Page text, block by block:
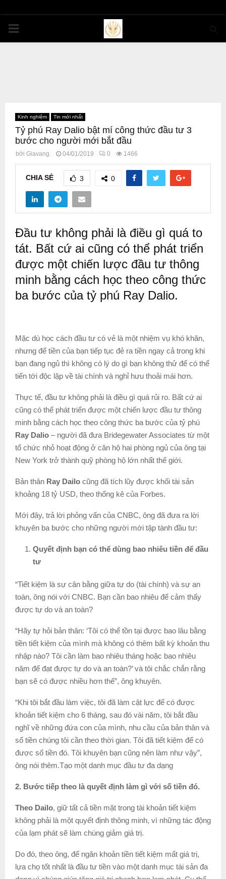
PRIMARY
Kinh nghiệm Tin mới nhất
Tỷ phú Ray Dalio bật mí công thức đầu tư 3
bước cho người mới bắt đầu
bởi Giavang. 04/01/2019 0 1466
CHIA SẺ 3 0
Đầu tư không phải là điều gì quá to
tát. Bất cứ ai cũng có thể phát triển
được một chiến lược đầu tư thông
minh bằng cách học theo công thức
ba bước của tỷ phú Ray Dalio.
Mặc dù học cách đầu tư có vẻ là một nhiệm vụ khó khăn,
nhưng để tiền của bạn tiếp tục đẻ ra tiền ngay cả trong khi
bạn đang ngủ thì không có lý do gì bạn không thử để có thể
tiến tới độc lập về tài chính và nghỉ hưu thoải mái hơn.
Thực tế, đầu tư không phải là điều gì quá rủi ro. Bất cứ ai
cũng có thể phát triển được một chiến lược đầu tư thông
minh bằng cách học theo công thức ba bước của tỷ phú
Ray Dalio – người đã đưa Bridegewater Associates từ một
tổ chức nhỏ hoạt động ở căn hộ hai phòng ngủ của ông tại
New York trở thành quỹ phòng hộ lớn nhất thế giới.
Bản thân Ray Dailo cũng đã tích lũy được khối tài sản
khoảng 18 tỷ USD, theo thống kê của Forbes.
Mới đây, trả lời phỏng vấn của CNBC, ông đã đưa ra lời
khuyên ba bước cho những người mới tập tành đầu tư:
Quyết định bạn có thể dùng bao nhiêu tiền để đầu
tư
“Tiết kiệm là sự cân bằng giữa tự do (tài chính) và sự an
toàn, ông nói với CNBC. Bạn cần bao nhiêu để cảm thấy
được tự do và an toàn?
“Hãy tự hỏi bản thân: ‘Tôi có thể tồn tại được bao lâu bằng
tiền tiết kiệm của mình mà không có thêm bất kỳ khoản thu
nhập nào? Tôi cần làm bao nhiêu tháng hoặc bao nhiêu
năm để đạt được tự do và an toàn?’ và tôi chắc chắn rằng
bạn sẽ có được nhiều hơn thế”, ông khuyên.
“Khi tôi bắt đầu làm việc, tôi đã làm cật lực để có được
khoản tiết kiệm cho 6 tháng, sau đó vài năm, tôi bắt đầu
nghĩ về những đứa con của mình, nhu cầu của bản thân và
số tiền chúng tôi cần theo thời gian. Tôi đã tiết kiệm để có
được số tiền đó. Tôi khuyên bạn cũng nên làm như vậy”,
ông nói thêm.Tạo một danh mục đầu tư đa dạng
2. Bước tiếp theo là quyết định làm gì với số tiền đó.
Theo Dailo, giữ tất cả tiền mặt trong tài khoản tiết kiệm
không phải là một quyết định thông minh, vì những tác động
của lạm phát sẽ làm chúng giảm giá trị.
Do đó, theo ông, để ngăn khoản tiền tiết kiệm mất giá trị,
lựa chọ tốt nhất là đầu tư tiền vào một danh mục tài sản đa